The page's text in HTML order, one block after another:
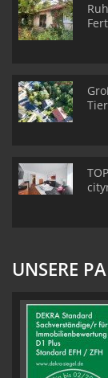
UNSERE